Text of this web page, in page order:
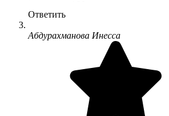
Ответить
Абдурахманова Инесса